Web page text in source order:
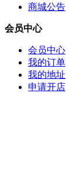
商城公告
会员中心
会员中心
我的订单
我的地址
申请开店